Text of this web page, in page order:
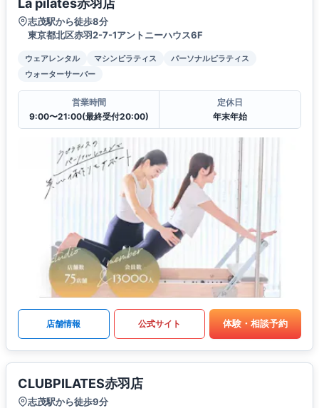
La pilates赤羽店
志茂駅から徒歩8分
東京都北区赤羽2-7-1アントニーハウス6F
ウェアレンタル マシンピラティス
パーソナルピラティス
ウォーターサーバー
営業時間
9:00〜21:00(最終受付20:00)
定休日
年末年始
店舗情報 公式サイト 体験・相談予約
CLUBPILATES赤羽店
志茂駅から徒歩9分